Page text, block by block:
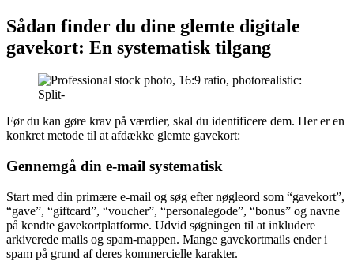
Sådan finder du dine glemte digitale
gavekort: En systematisk tilgang
Før du kan gøre krav på værdier, skal du identificere dem. Her er en
konkret metode til at afdække glemte gavekort:
Gennemgå din e-mail systematisk
Start med din primære e-mail og søg efter nøgleord som “gavekort”,
“gave”, “giftcard”, “voucher”, “personalegode”, “bonus” og navne
på kendte gavekortplatforme. Udvid søgningen til at inkludere
arkiverede mails og spam-mappen. Mange gavekortmails ender i
spam på grund af deres kommercielle karakter.